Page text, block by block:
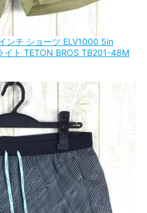
ンチ ショーツ ELV1000 5in
イト TETON BROS TB201-48M